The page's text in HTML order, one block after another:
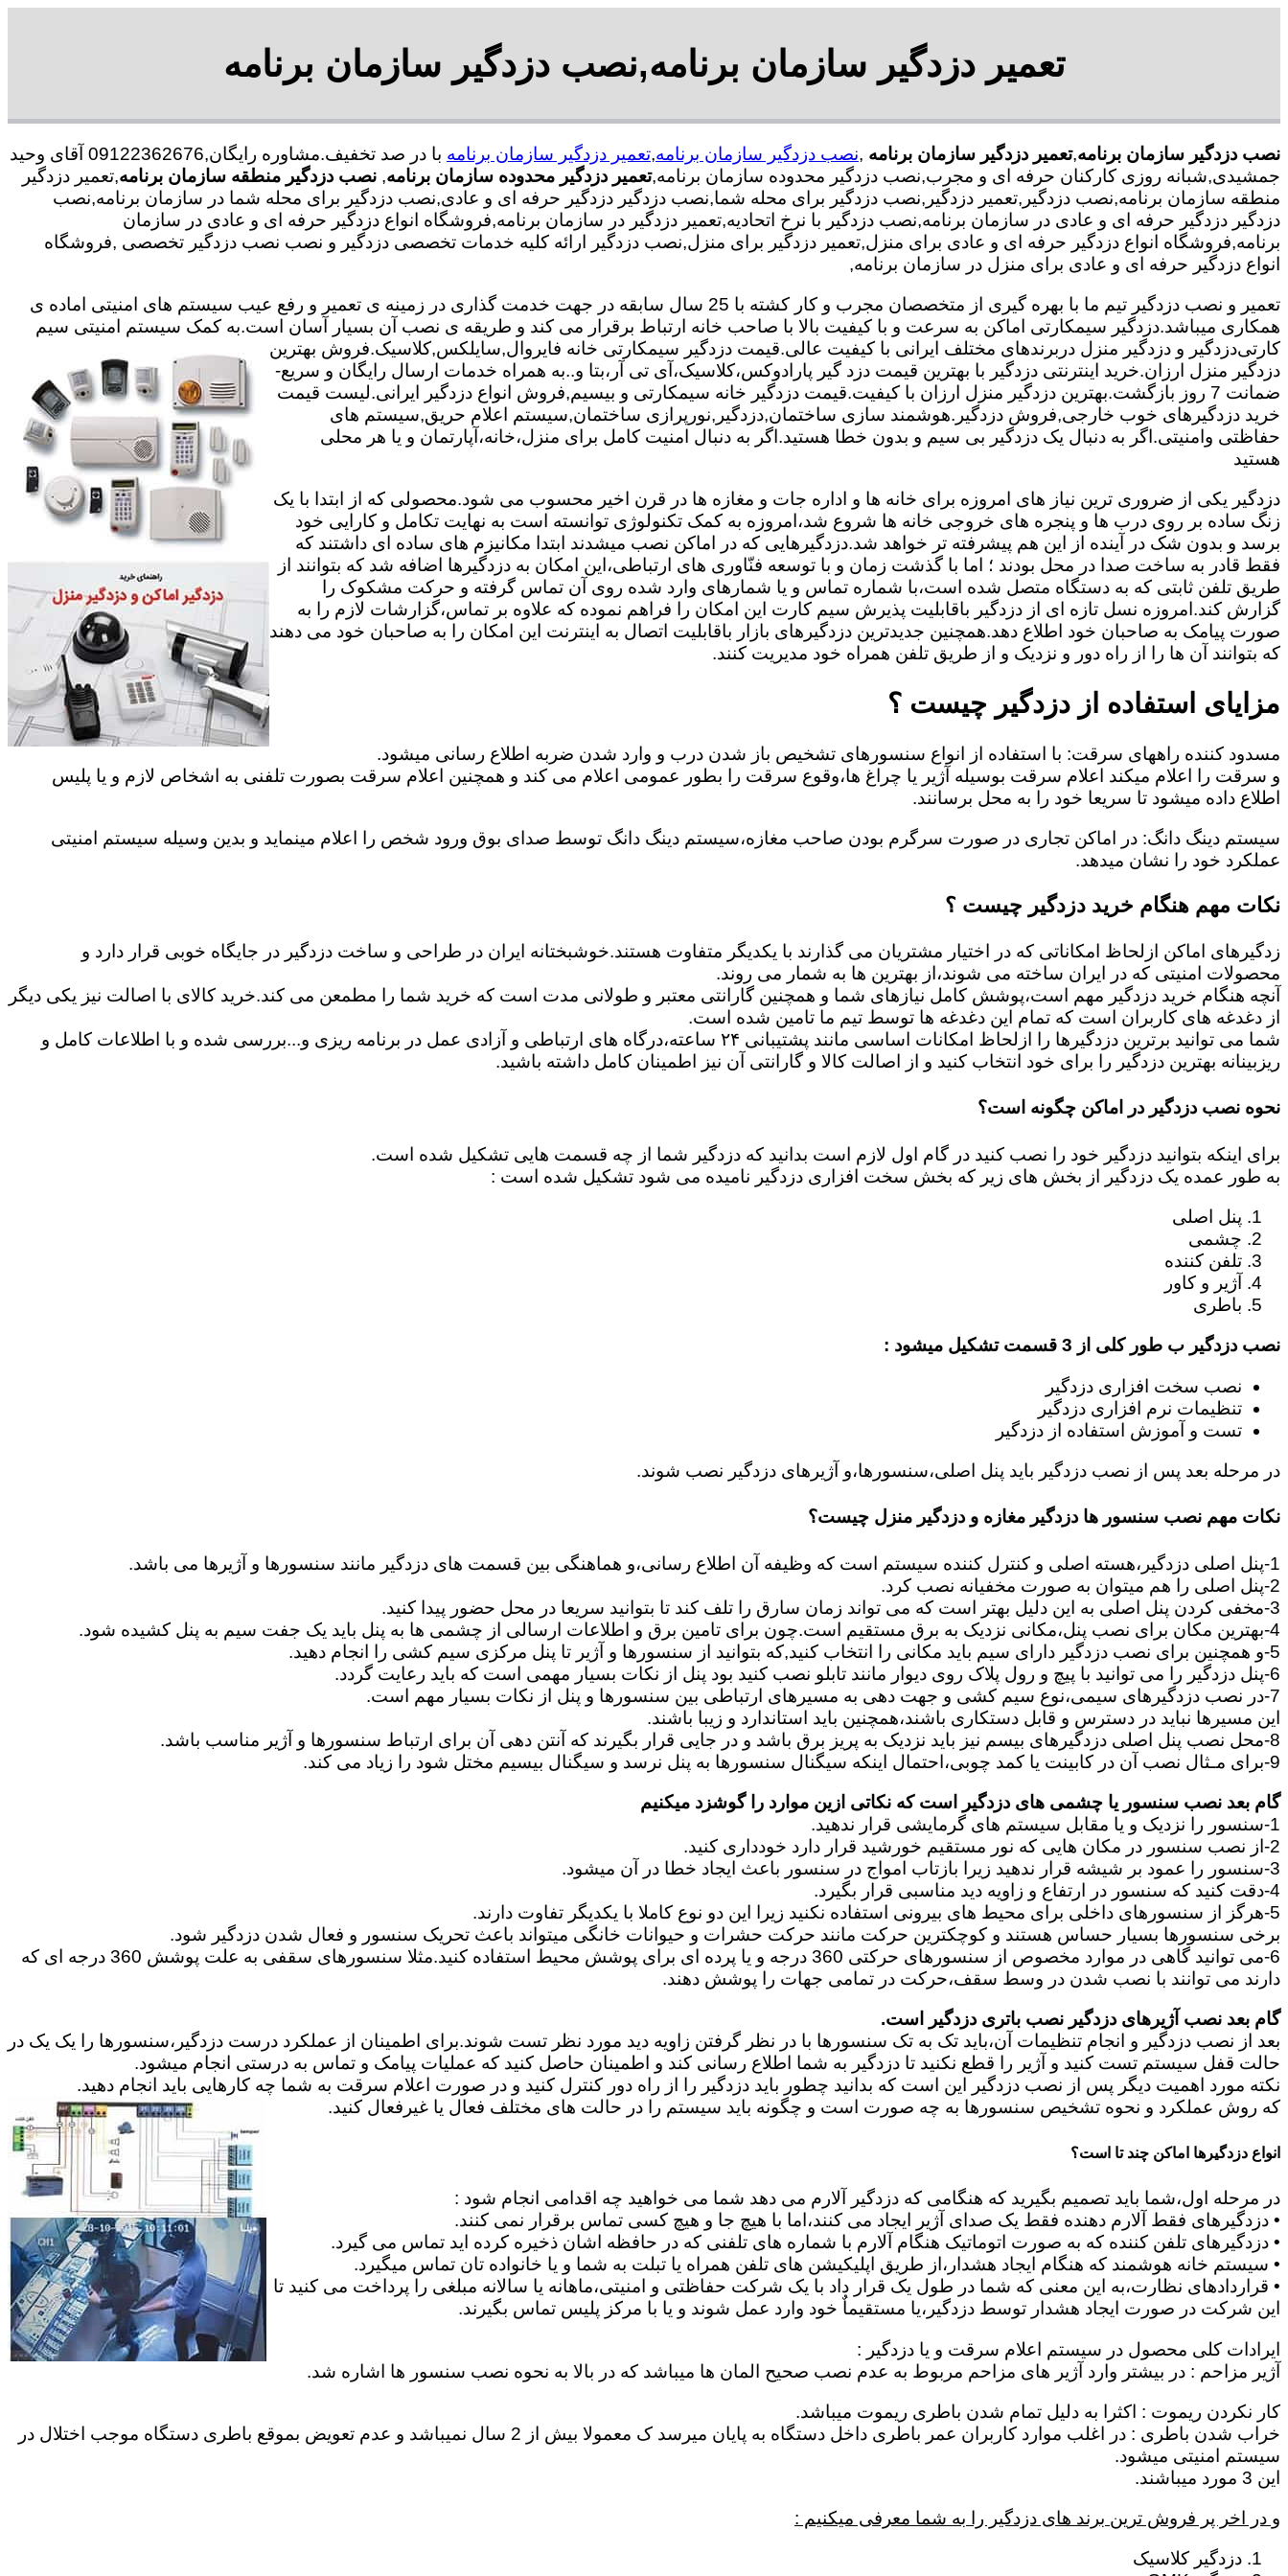
تعمیر دزدگیر سازمان برنامه,نصب دزدگیر سازمان برنامه
نصب دزدگیر سازمان برنامه,تعمیر دزدگیر سازمان برنامه ,نصب دزدگیر سازمان برنامه,تعمیر دزدگیر سازمان برنامه
با در صد تخفیف.مشاوره رایگان,09122362676 آقای وحید
جمشیدی,شبانه روزی کارکنان حرفه ای و مجرب,نصب دزدگیر محدوده سازمان برنامه,تعمیر دزدگیر محدوده سازمان برنامه, نصب دزدگیر منطقه سازمان برنامه,تعمیر دزدگیر
منطقه سازمان برنامه,نصب دزدگیر,تعمیر دزدگیر,نصب دزدگیر برای محله شما,نصب دزدگیر دزدگیر حرفه ای و عادی,نصب دزدگیر برای محله شما در سازمان برنامه,نصب
دزدگیر دزدگیر حرفه ای و عادی در سازمان برنامه,نصب دزدگیر با نرخ اتحادیه,تعمیر دزدگیر در سازمان برنامه,فروشگاه انواع دزدگیر حرفه ای و عادی در سازمان
برنامه,فروشگاه انواع دزدگیر حرفه ای و عادی برای منزل,تعمیر دزدگیر برای منزل,نصب دزدگیر ارائه کلیه خدمات تخصصی دزدگیر و نصب نصب دزدگیر تخصصی ,فروشگاه
انواع دزدگیر حرفه ای و عادی برای منزل در سازمان برنامه,
تعمیر و نصب دزدگیر تیم ما با بهره گیری از متخصصان مجرب و کار کشته با 25 سال سابقه در جهت خدمت گذاری در زمینه ی تعمیر و رفع عیب سیستم های امنیتی اماده ی
همکاری میباشد.دزدگیر سیمکارتی اماکن به سرعت و با کیفیت بالا با صاحب خانه ارتباط برقرار می کند و طریقه ی نصب آن بسیار آسان است.به کمک سیستم امنیتی سیم
کارتیدزدگیر و دزدگیر منزل دربرندهای مختلف ایرانی با کیفیت عالی.قیمت دزدگیر سیمکارتی خانه فایروال,سایلکس,کلاسیک.فروش بهترین
دزدگیر منزل ارزان.خرید اینترنتی دزدگیر با بهترین قیمت دزد گیر پارادوکس،کلاسیک،آی تی آر،بتا و..به همراه خدمات ارسال رایگان و سریع-
ضمانت 7 روز بازگشت.بهترین دزدگیر منزل ارزان با کیفیت.قیمت دزدگیر خانه سیمکارتی و بیسیم,فروش انواع دزدگیر ایرانی.لیست قیمت
خرید دزدگیرهای خوب خارجی,فروش دزدگیر.هوشمند سازی ساختمان,دزدگیر,نورپرازی ساختمان,سیستم اعلام حریق,سیستم های
حفاظتی وامنیتی.اگر به دنبال یک دزدگیر بی سیم و بدون خطا هستید.اگر به دنبال امنیت کامل برای منزل،خانه،آپارتمان و یا هر محلی
هستید
دزدگیر یکی از ضروری ترین نیاز های امروزه برای خانه ها و اداره جات و مغازه ها در قرن اخیر محسوب می شود.محصولی که از ابتدا با یک
زنگ ساده بر روی درب ها و پنجره های خروجی خانه ها شروع شد،امروزه به کمک تکنولوژی توانسته است به نهایت تکامل و کارایی خود
برسد و بدون شک در آینده از این هم پیشرفته تر خواهد شد.دزدگیرهایی که در اماکن نصب میشدند ابتدا مکانیزم های ساده ای داشتند که
فقط قادر به ساخت صدا در محل بودند ؛ اما با گذشت زمان و با توسعه فنّاوری های ارتباطی،این امکان به دزدگیرها اضافه شد که بتوانند از
طریق تلفن ثابتی که به دستگاه متصل شده است،با شماره تماس و یا شمارهای وارد شده روی آن تماس گرفته و حرکت مشکوک را
گزارش کند.امروزه نسل تازه ای از دزدگیر باقابلیت پذیرش سیم کارت این امکان را فراهم نموده که علاوه بر تماس،گزارشات لازم را به
صورت پیامک به صاحبان خود اطلاع دهد.همچنین جدیدترین دزدگیرهای بازار باقابلیت اتصال به اینترنت این امکان را به صاحبان خود می دهند
که بتوانند آن ها را از راه دور و نزدیک و از طریق تلفن همراه خود مدیریت کنند.
مزایای استفاده از دزدگیر چیست ؟
مسدود کننده راههای سرقت: با استفاده از انواع سنسورهای تشخیص باز شدن درب و وارد شدن ضربه اطلاع رسانی میشود.
و سرقت را اعلام میکند اعلام سرقت بوسیله آژیر یا چراغ ها،وقوع سرقت را بطور عمومی اعلام می کند و همچنین اعلام سرقت بصورت تلفنی به اشخاص لازم و یا پلیس
اطلاع داده میشود تا سریعا خود را به محل برسانند.
سیستم دینگ دانگ: در اماکن تجاری در صورت سرگرم بودن صاحب مغازه،سیستم دینگ دانگ توسط صدای بوق ورود شخص را اعلام مینماید و بدین وسیله سیستم امنیتی
عملکرد خود را نشان میدهد.
نکات مهم هنگام خرید دزدگیر چیست ؟
زدگیرهای اماکن ازلحاظ امکاناتی که در اختیار مشتریان می گذارند با یکدیگر متفاوت هستند.خوشبختانه ایران در طراحی و ساخت دزدگیر در جایگاه خوبی قرار دارد و
محصولات امنیتی که در ایران ساخته می شوند،از بهترین ها به شمار می روند.
آنچه هنگام خرید دزدگیر مهم است،پوشش کامل نیازهای شما و همچنین گارانتی معتبر و طولانی مدت است که خرید شما را مطمعن می کند.خرید کالای با اصالت نیز یکی دیگر
از دغدغه های کاربران است که تمام این دغدغه ها توسط تیم ما تامین شده است.
شما می توانید برترین دزدگیرها را ازلحاظ امکانات اساسی مانند پشتیبانی ۲۴ ساعته،درگاه های ارتباطی و آزادی عمل در برنامه ریزی و...بررسی شده و با اطلاعات کامل و
ریزبینانه بهترین دزدگیر را برای خود انتخاب کنید و از اصالت کالا و گارانتی آن نیز اطمینان کامل داشته باشید.
نحوه نصب دزدگیر در اماکن چگونه است؟
برای اینکه بتوانید دزدگیر خود را نصب کنید در گام اول لازم است بدانید که دزدگیر شما از چه قسمت هایی تشکیل شده است.
به طور عمده یک دزدگیر از بخش های زیر که بخش سخت افزاری دزدگیر نامیده می شود تشکیل شده است :
پنل اصلی
چشمی
تلفن کننده
آژیر و کاور
باطری
نصب دزدگیر ب طور کلی از 3 قسمت تشکیل میشود :
نصب سخت افزاری دزدگیر
تنظیمات نرم افزاری دزدگیر
تست و آموزش استفاده از دزدگیر
در مرحله بعد پس از نصب دزدگیر باید پنل اصلی،سنسورها،و آژیرهای دزدگیر نصب شوند.
نکات مهم نصب سنسور ها دزدگیر مغازه و دزدگیر منزل چیست؟
1-پنل اصلی دزدگیر،هسته اصلی و کنترل کننده سیستم است که وظیفه آن اطلاع رسانی،و هماهنگی بین قسمت های دزدگیر مانند سنسورها و آژیرها می باشد.
2-پنل اصلی را هم میتوان به صورت مخفیانه نصب کرد.
3-مخفی کردن پنل اصلی به این دلیل بهتر است که می تواند زمان سارق را تلف کند تا بتوانید سریعا در محل حضور پیدا کنید.
4-بهترین مکان برای نصب پنل،مکانی نزدیک به برق مستقیم است.چون برای تامین برق و اطلاعات ارسالی از چشمی ها به پنل باید یک جفت سیم به پنل کشیده شود.
5-و همچنین برای نصب دزدگیر دارای سیم باید مکانی را انتخاب کنید,که بتوانید از سنسورها و آژیر تا پنل مرکزی سیم کشی را انجام دهید.
6-پنل دزدگیر را می توانید با پیچ و رول پلاک روی دیوار مانند تابلو نصب کنید بود پنل از نکات بسیار مهمی است که باید رعایت گردد.
7-در نصب دزدگیرهای سیمی،نوع سیم کشی و جهت دهی به مسیرهای ارتباطی بین سنسورها و پنل از نکات بسیار مهم است.
این مسیرها نباید در دسترس و قابل دستکاری باشند،همچنین باید استاندارد و زیبا باشند.
8-محل نصب پنل اصلی دزدگیرهای بیسم نیز باید نزدیک به پریز برق باشد و در جایی قرار بگیرند که آنتن دهی آن برای ارتباط سنسورها و آژیر مناسب باشد.
9-برای مـثال نصب آن در کابینت یا کمد چوبی،احتمال اینکه سیگنال سنسورها به پنل نرسد و سیگنال بیسیم مختل شود را زیاد می کند.
گام بعد نصب سنسور یا چشمی های دزدگیر است که نکاتی ازین موارد را گوشزد میکنیم
1-سنسور را نزدیک و یا مقابل سیستم های گرمایشی قرار ندهید.
2-از نصب سنسور در مکان هایی که نور مستقیم خورشید قرار دارد خودداری کنید.
3-سنسور را عمود بر شیشه قرار ندهید زیرا بازتاب امواج در سنسور باعث ایجاد خطا در آن میشود.
4-دقت کنید که سنسور در ارتفاع و زاویه دید مناسبی قرار بگیرد.
5-هرگز از سنسورهای داخلی برای محیط های بیرونی استفاده نکنید زیرا این دو نوع کاملا با یکدیگر تفاوت دارند.
برخی سنسورها بسیار حساس هستند و کوچکترین حرکت مانند حرکت حشرات و حیوانات خانگی میتواند باعث تحریک سنسور و فعال شدن دزدگیر شود.
6-می توانید گاهی در موارد مخصوص از سنسورهای حرکتی 360 درجه و یا پرده ای برای پوشش محیط استفاده کنید.مثلا سنسورهای سقفی به علت پوشش 360 درجه ای که
دارند می توانند با نصب شدن در وسط سقف،حرکت در تمامی جهات را پوشش دهند.
گام بعد نصب آژیرهای دزدگیر نصب باتری دزدگیر است.
بعد از نصب دزدگیر و انجام تنظیمات آن،باید تک به تک سنسورها با در نظر گرفتن زاویه دید مورد نظر تست شوند.برای اطمینان از عملکرد درست دزدگیر،سنسورها را یک یک در
حالت قفل سیستم تست کنید و آژیر را قطع نکنید تا دزدگیر به شما اطلاع رسانی کند و اطمینان حاصل کنید که عملیات پیامک و تماس به درستی انجام میشود.
نکته مورد اهمیت دیگر پس از نصب دزدگیر این است که بدانید چطور باید دزدگیر را از راه دور کنترل کنید و در صورت اعلام سرقت به شما چه کارهایی باید انجام دهید.
که روش عملکرد و نحوه تشخیص سنسورها به چه صورت است و چگونه باید سیستم را در حالت های مختلف فعال یا غیرفعال کنید.
انواع دزدگیرها اماکن چند تا است؟
در مرحله اول،شما باید تصمیم بگیرید که هنگامی که دزدگیر آلارم می دهد شما می خواهید چه اقدامی انجام شود :
• دزدگیرهای فقط آلارم دهنده فقط یک صدای آژیر ایجاد می کنند،اما با هیچ جا و هیچ کسی تماس برقرار نمی کنند.
• دزدگیرهای تلفن کننده که به صورت اتوماتیک هنگام آلارم با شماره های تلفنی که در حافظه اشان ذخیره کرده اید تماس می گیرد.
• سیستم خانه هوشمند که هنگام ایجاد هشدار،از طریق اپلیکیشن های تلفن همراه یا تبلت به شما و یا خانواده تان تماس میگیرد.
• قراردادهای نظارت،به این معنی که شما در طول یک قرار داد با یک شرکت حفاظتی و امنیتی،ماهانه یا سالانه مبلغی را پرداخت می کنید تا
این شرکت در صورت ایجاد هشدار توسط دزدگیر،یا مستقیماٌ خود وارد عمل شوند و یا با مرکز پلیس تماس بگیرند.
ایرادات کلی محصول در سیستم اعلام سرقت و یا دزدگیر :
آژیر مزاحم : در بیشتر وارد آژیر های مزاحم مربوط به عدم نصب صحیح المان ها میباشد که در بالا به نحوه نصب سنسور ها اشاره شد.
کار نکردن ریموت : اکثرا به دلیل تمام شدن باطری ریموت میباشد.
خراب شدن باطری : در اغلب موارد کاربران عمر باطری داخل دستگاه به پایان میرسد ک معمولا بیش از 2 سال نمیباشد و عدم تعویض بموقع باطری دستگاه موجب اختلال در
سیستم امنیتی میشود.
این 3 مورد میباشند.
و در اخر پر فروش ترین برند های دزدگیر را به شما معرفی میکنیم :
دزدگیر کلاسیک